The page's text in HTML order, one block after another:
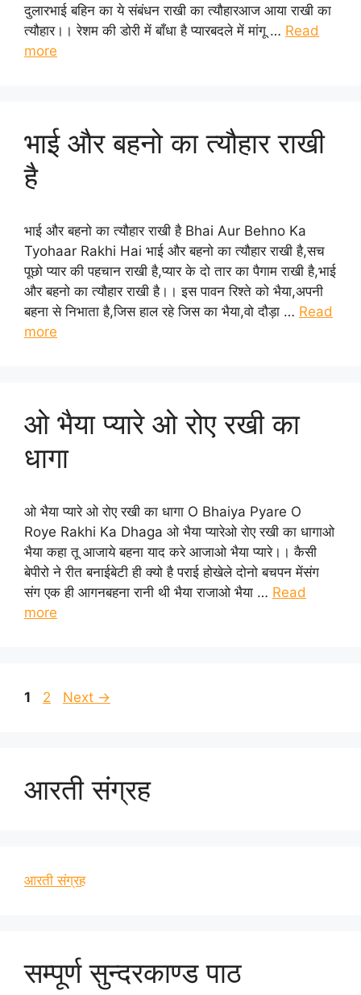
दुलारभाई बहिन का ये संबंधन राखी का त्यौहारआज आया राखी का
त्यौहार।। रेशम की डोरी में बाँधा है प्यारबदले में मांगू … Read
more
भाई और बहनो का त्यौहार राखी
है
भाई और बहनो का त्यौहार राखी है Bhai Aur Behno Ka
Tyohaar Rakhi Hai भाई और बहनो का त्यौहार राखी है,सच
पूछो प्यार की पहचान राखी है,प्यार के दो तार का पैगाम राखी है,भाई
और बहनो का त्यौहार राखी है।। इस पावन रिश्ते को भैया,अपनी
बहना से निभाता है,जिस हाल रहे जिस का भैया,वो दौड़ा … Read
more
ओ भैया प्यारे ओ रोए रखी का
धागा
ओ भैया प्यारे ओ रोए रखी का धागा O Bhaiya Pyare O
Roye Rakhi Ka Dhaga ओ भैया प्यारेओ रोए रखी का धागाओ
भैया कहा तू आजाये बहना याद करे आजाओ भैया प्यारे।। कैसी
बेपीरो ने रीत बनाईबेटी ही क्यो है पराई होखेले दोनो बचपन मेंसंग
संग एक ही आगनबहना रानी थी भैया राजाओ भैया … Read
more
Page
1 Page
2 Next →
आरती संग्रह
आरती संग्रह
सम्पूर्ण सुन्दरकाण्ड पाठ